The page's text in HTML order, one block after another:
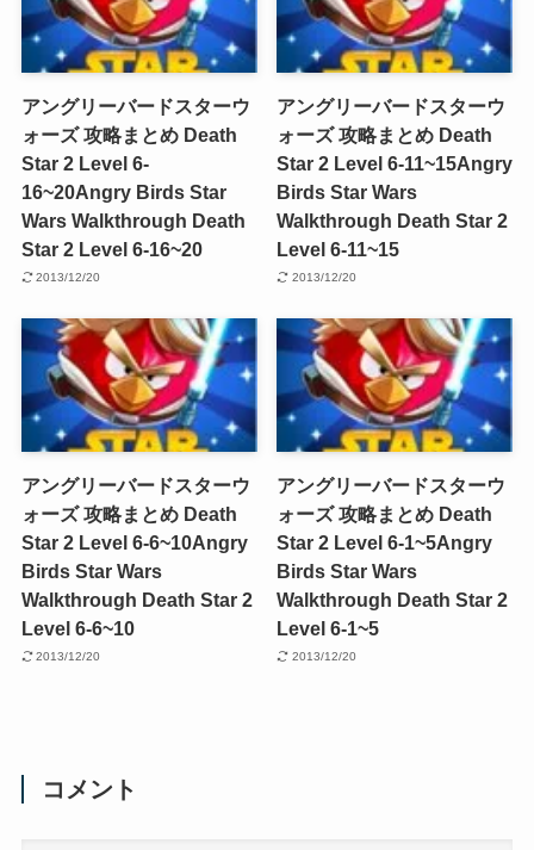
アングリーバードスターウ
ォーズ 攻略まとめ Death
Star 2 Level 6-
16~20Angry Birds Star
Wars Walkthrough Death
Star 2 Level 6-16~20
2013/12/20
アングリーバードスターウ
ォーズ 攻略まとめ Death
Star 2 Level 6-11~15Angry
Birds Star Wars
Walkthrough Death Star 2
Level 6-11~15
2013/12/20
アングリーバードスターウ
ォーズ 攻略まとめ Death
Star 2 Level 6-6~10Angry
Birds Star Wars
Walkthrough Death Star 2
Level 6-6~10
2013/12/20
アングリーバードスターウ
ォーズ 攻略まとめ Death
Star 2 Level 6-1~5Angry
Birds Star Wars
Walkthrough Death Star 2
Level 6-1~5
2013/12/20
コメント